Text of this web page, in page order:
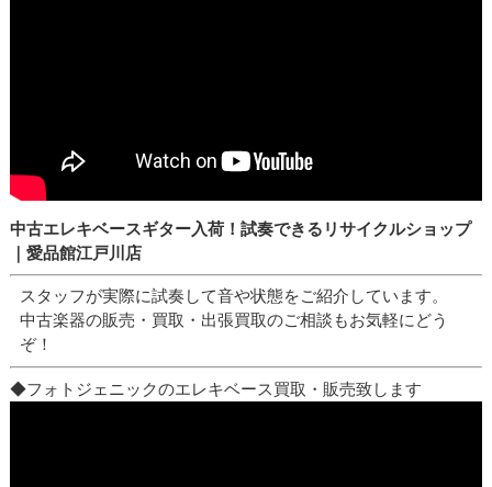
中古エレキベースギター入荷！試奏できるリサイクルショップ
｜愛品館江戸川店
スタッフが実際に試奏して音や状態をご紹介しています。
中古楽器の販売・買取・出張買取のご相談もお気軽にどう
ぞ！
◆フォトジェニックのエレキベース買取・販売致します